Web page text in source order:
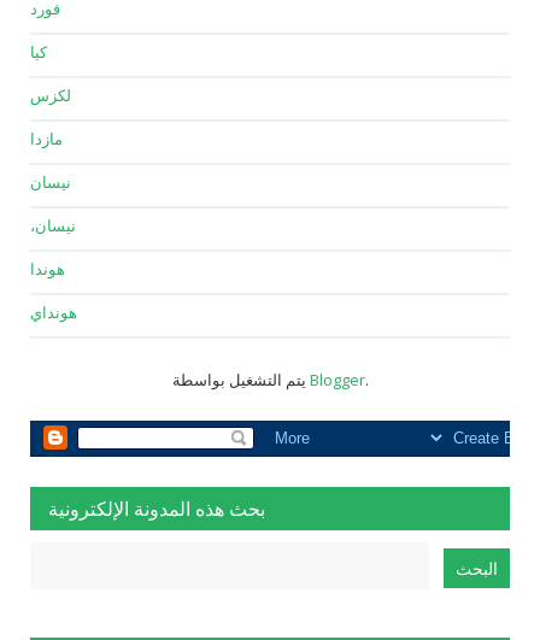
فورد
كيا
لكزس
مازدا
نيسان
نيسان،
هوندا
هونداي
Blogger.
بحث هذه المدونة الإلكترونية